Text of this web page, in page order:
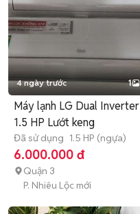
4 ngày trước 1
Máy lạnh LG Dual Inverter
1.5 HP Lướt keng
Đã sử dụng 1.5 HP (ngựa)
6.000.000 đ
Quận 3
P. Nhiêu Lộc mới